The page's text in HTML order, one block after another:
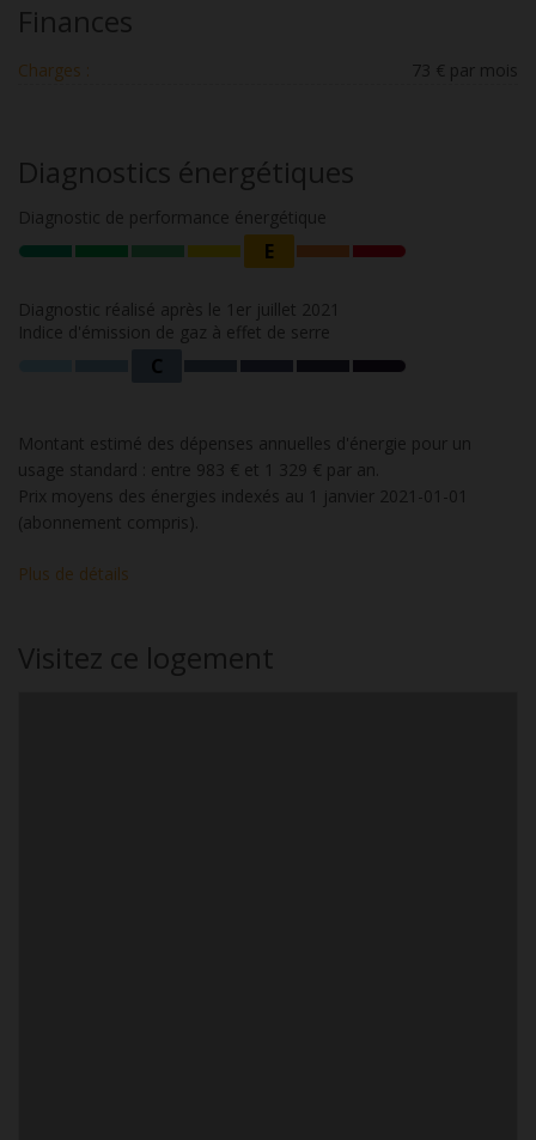
Finances
Charges : 73 € par mois
Diagnostics énergétiques
Diagnostic de performance énergétique
E
Diagnostic réalisé après le 1er juillet 2021
Indice d'émission de gaz à effet de serre
C
Montant estimé des dépenses annuelles d'énergie pour un
usage standard : entre 983 € et 1 329 € par an.
Prix moyens des énergies indexés au 1 janvier 2021-01-01
(abonnement compris).
Plus de détails
Visitez ce logement